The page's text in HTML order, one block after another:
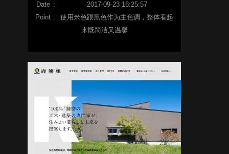
Date :
2017-09-23 16:25:57
Point :
使用米色跟黑色作为主色调，整体看起
来既简洁又温馨